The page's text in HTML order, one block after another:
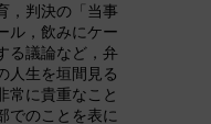
，判決の「当事
ル，飲みにケー
る議論など，弁
人生を垣間見る
常に貴重なこと
でのことを表に